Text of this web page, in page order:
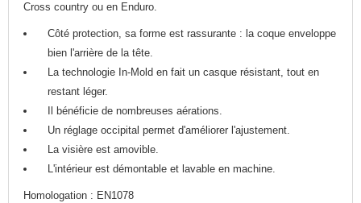
Cross country ou en Enduro.
Côté protection, sa forme est rassurante : la coque enveloppe
bien l'arrière de la tête.
La technologie In-Mold en fait un casque résistant, tout en
restant léger.
Il bénéficie de nombreuses aérations.
Un réglage occipital permet d'améliorer l'ajustement.
La visière est amovible.
L'intérieur est démontable et lavable en machine.
Homologation : EN1078